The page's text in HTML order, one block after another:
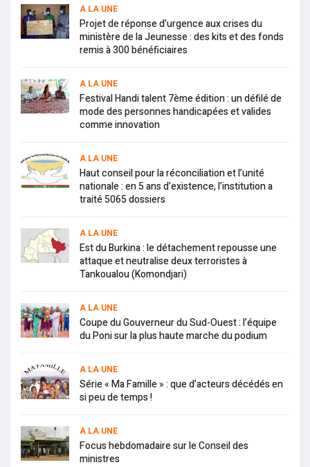
A LA UNE
Projet de réponse d’urgence aux crises du
ministère de la Jeunesse : des kits et des fonds
remis à 300 bénéficiaires
A LA UNE
Festival Handi talent 7ème édition : un défilé de
mode des personnes handicapées et valides
comme innovation
A LA UNE
Haut conseil pour la réconciliation et l’unité
nationale : en 5 ans d’existence, l’institution a
traité 5065 dossiers
A LA UNE
Est du Burkina : le détachement repousse une
attaque et neutralise deux terroristes à
Tankoualou (Komondjari)
A LA UNE
Coupe du Gouverneur du Sud-Ouest : l’équipe
du Poni sur la plus haute marche du podium
A LA UNE
Série « Ma Famille » : que d’acteurs décédés en
si peu de temps !
A LA UNE
Focus hebdomadaire sur le Conseil des
ministres